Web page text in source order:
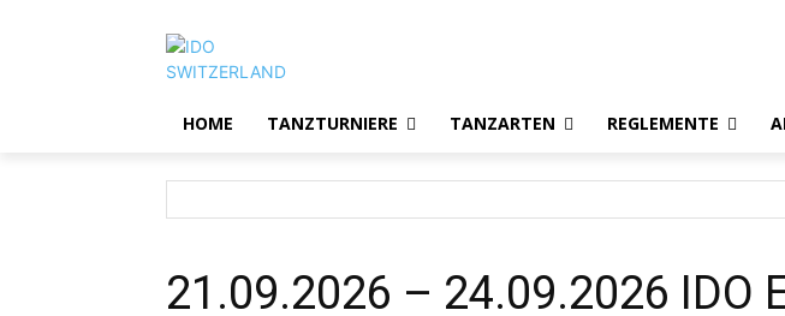
HOME TANZTURNIERE TANZARTEN REGLEMENTE
21.09.2026 – 24.09.2026 IDO